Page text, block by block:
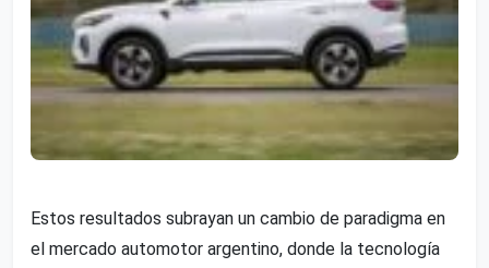
Estos resultados subrayan un cambio de paradigma en
el mercado automotor argentino, donde la tecnología